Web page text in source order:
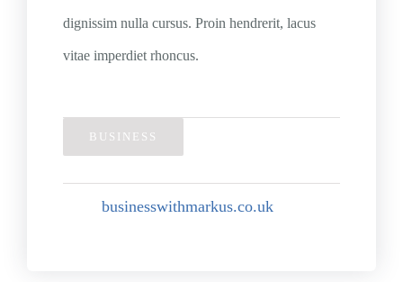
dignissim nulla cursus. Proin hendrerit, lacus
vitae imperdiet rhoncus.
BUSINESS
businesswithmarkus.co.uk